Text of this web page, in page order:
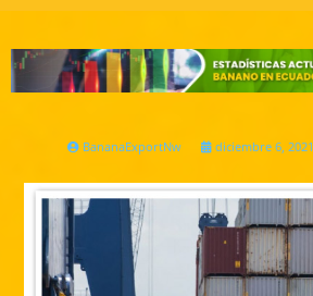
BananaExportNw diciembre 6, 2021